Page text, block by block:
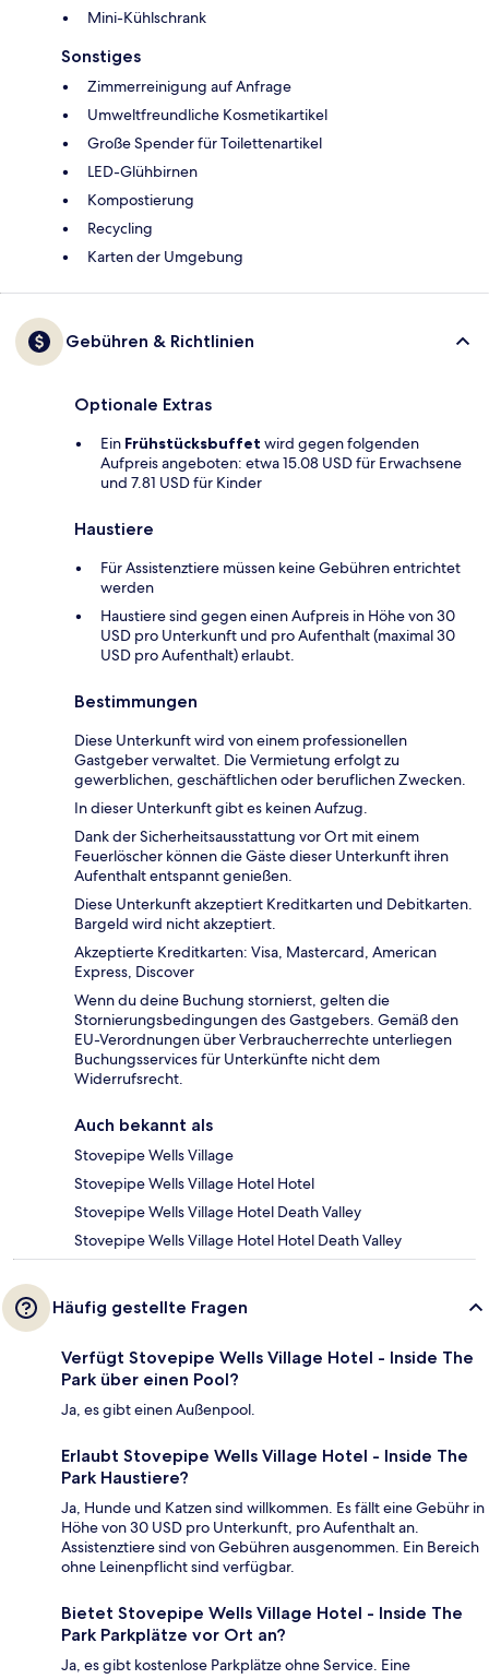
Mini-Kühlschrank
Sonstiges
Zimmerreinigung auf Anfrage
Umweltfreundliche Kosmetikartikel
Große Spender für Toilettenartikel
LED-Glühbirnen
Kompostierung
Recycling
Karten der Umgebung
Gebühren & Richtlinien
Optionale Extras
Ein Frühstücksbuffet wird gegen folgenden
Aufpreis angeboten: etwa 15.08 USD für Erwachsene
und 7.81 USD für Kinder
Haustiere
Für Assistenztiere müssen keine Gebühren entrichtet
werden
Haustiere sind gegen einen Aufpreis in Höhe von 30
USD pro Unterkunft und pro Aufenthalt (maximal 30
USD pro Aufenthalt) erlaubt.
Bestimmungen
Diese Unterkunft wird von einem professionellen
Gastgeber verwaltet. Die Vermietung erfolgt zu
gewerblichen, geschäftlichen oder beruflichen Zwecken.
In dieser Unterkunft gibt es keinen Aufzug.
Dank der Sicherheitsausstattung vor Ort mit einem
Feuerlöscher können die Gäste dieser Unterkunft ihren
Aufenthalt entspannt genießen.
Diese Unterkunft akzeptiert Kreditkarten und Debitkarten.
Bargeld wird nicht akzeptiert.
Akzeptierte Kreditkarten: Visa, Mastercard, American
Express, Discover
Wenn du deine Buchung stornierst, gelten die
Stornierungsbedingungen des Gastgebers. Gemäß den
EU-Verordnungen über Verbraucherrechte unterliegen
Buchungsservices für Unterkünfte nicht dem
Widerrufsrecht.
Auch bekannt als
Stovepipe Wells Village
Stovepipe Wells Village Hotel Hotel
Stovepipe Wells Village Hotel Death Valley
Stovepipe Wells Village Hotel Hotel Death Valley
Häufig gestellte Fragen
Verfügt Stovepipe Wells Village Hotel - Inside The
Park über einen Pool?
Ja, es gibt einen Außenpool.
Erlaubt Stovepipe Wells Village Hotel - Inside The
Park Haustiere?
Ja, Hunde und Katzen sind willkommen. Es fällt eine Gebühr in
Höhe von 30 USD pro Unterkunft, pro Aufenthalt an.
Assistenztiere sind von Gebühren ausgenommen. Ein Bereich
ohne Leinenpflicht sind verfügbar.
Bietet Stovepipe Wells Village Hotel - Inside The
Park Parkplätze vor Ort an?
Ja, es gibt kostenlose Parkplätze ohne Service. Eine